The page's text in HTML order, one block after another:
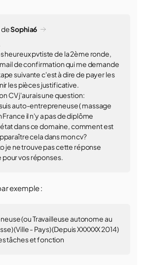
deSophia6
heureux pvtiste de la 2ème ronde,
de confirmation qui me demande
suivante c'est à dire de payer les
les pièces justificative.
CV j'aurais une question:
suis auto-entrepreneuse ( massage
France il n'y a pas de diplôme
dans ce domaine, comment est
cela dans mon cv?
je ne trouve pas cette réponse
pour vos réponses.
exemple :
(ou Travailleuse autonome au
(Ville - Pays) (Depuis XXXXXX 2014)
tâches et fonction